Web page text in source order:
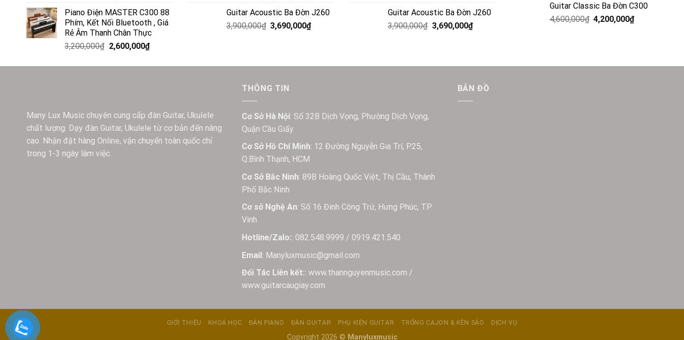
Piano Điện MASTER C300 88
Phím, Kết Nối Bluetooth , Giá
Rẻ Âm Thanh Chân Thực
3,200,000₫ 2,600,000₫
Guitar Acoustic Ba Đờn J260
3,900,000₫ 3,690,000₫
Guitar Acoustic Ba Đờn J260
3,900,000₫ 3,690,000₫
Guitar Classic Ba Đờn C300
4,600,000₫ 4,200,000₫
Many Lux Music chuyên cung cấp đàn Guitar, Ukulele
chất lượng. Dạy đàn Guitar, Ukulele từ cơ bản đến nâng
cao. Nhận đặt hàng Online, vận chuyển toàn quốc chỉ
trong 1-3 ngày làm việc.
THÔNG TIN
Cơ Sở Hà Nội: Số 32B Dịch Vọng, Phường Dịch Vọng,
Quận Cầu Giấy
Cơ Sở Hồ Chí Minh: 12 Đường Nguyễn Gia Trí, P.25,
Q.Bình Thạnh, HCM
Cơ Sở Bắc Ninh: 89B Hoàng Quốc Việt, Thị Cầu, Thành
Phố Bắc Ninh
Cơ sở Nghệ An: Số 16 Đinh Công Trứ, Hưng Phúc, TP
Vinh
Hotline/Zalo:: 082.548.9999 / 0919.421.540
Email: Manyluxmusic@gmail.com
Đối Tác Liên kết:: www.thannguyenmusic.com /
www.guitarcaugiay.com
BẢN ĐỒ
GIỚI THIỆU KHOÁ HỌC ĐÀN PIANO ĐÀN GUITAR PHỤ KIỆN GUITAR TRỐNG CAJON & KÈN SÁO DỊCH VỤ
Copyright 2026 © Manyluxmusic